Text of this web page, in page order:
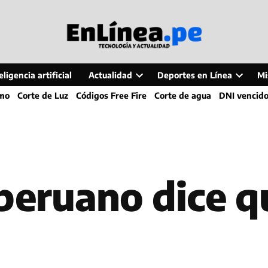
artificial Actualidad
Open
dropdown
Deportes en Línea
Open
dropdown
Corte de Luz Códigos Free Fire Corte de agua DNI vencido
dice